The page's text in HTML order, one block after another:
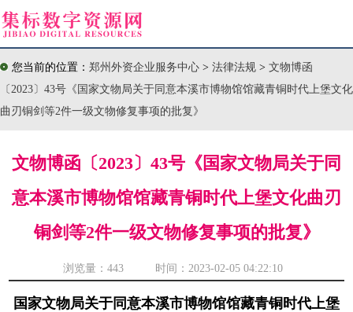
您当前的位置： 郑州外资企业服务中心 > 法律法规 > 文物博函
〔2023〕43号《国家文物局关于同意本溪市博物馆馆藏青铜时代上堡文化
曲刃铜剑等2件一级文物修复事项的批复》
文物博函〔2023〕43号《国家文物局关于同
意本溪市博物馆馆藏青铜时代上堡文化曲刃
铜剑等2件一级文物修复事项的批复》
浏览量： 443 时间：2023-02-05 04:22:10
国家文物局关于同意本溪市博物馆馆藏青铜时代上堡